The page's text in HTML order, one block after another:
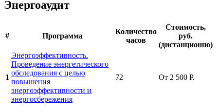
Энергоаудит
# Программа
Количество
часов
Стоимость,
руб.
(дистанционно)
1
Энергоэффективность.
Проведение энергетического
обследования с целью
повышения
энергоэффективности и
энергосбережения
72 От 2 500 Р.